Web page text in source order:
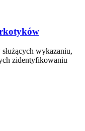
wykazaniu,
zidentyfikowaniu